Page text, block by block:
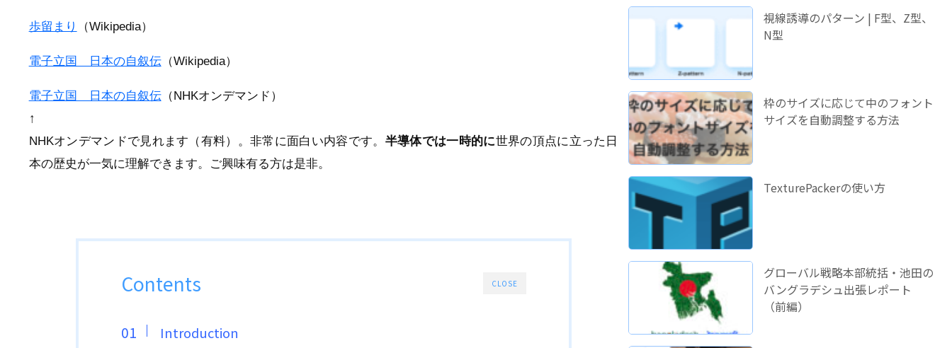
歩留まり （Wikipedia）
電子立国 日本の自叙伝（Wikipedia）
電子立国 日本の自叙伝（NHKオンデマンド）
↑
NHKオンデマンドで見れます（有料）。非常に面白い内容です。 半導体では一時的に世界の頂点に立った日
本の歴史が一気に理解できます。ご興味有る方は是非。
CLOSE
Contents
Introduction
視線誘導のパターン | F型、Z型、
N型
枠のサイズに応じて中のフォント
サイズを自動調整する方法
TexturePackerの使い方
グローバル戦略本部統括・池田の
バングラデシュ出張レポート
（前編）